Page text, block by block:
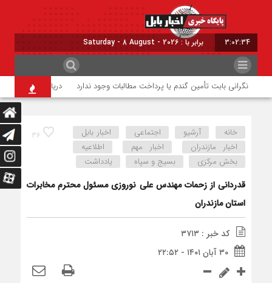
3:02:34 برابر با : Saturday - 8 August - 2026
نگرانی بابت تأمین گندم یا پرداخت مطالبات وجود ندارد دریای مازندران
۳۶ خانه آرشیو اجتماعی
اخبار بابل
اخبار مازندران
اخبار مهم
اطلاعیه
بخش مرکزی
بسیج و سپاه یادداشت
قدردانی از زحمات مهندس علی نوروزی مسئول محترم مخابرات
استان مازندران
کد خبر : ۳۷۱۳
۳۰ آبان ۱۴۰۱ - ۲۲:۵۲